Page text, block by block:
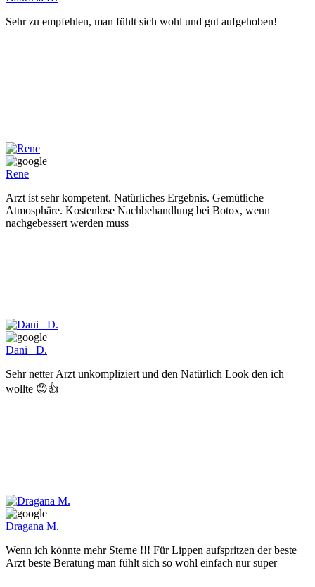
Sehr zu empfehlen, man fühlt sich wohl und gut aufgehoben!
Rene
Arzt ist sehr kompetent. Natürliches Ergebnis. Gemütliche
Atmosphäre. Kostenlose Nachbehandlung bei Botox, wenn
nachgebessert werden muss
Dani_ D.
Sehr netter Arzt unkompliziert und den Natürlich Look den ich
wollte 😊👍
Dragana M.
Wenn ich könnte mehr Sterne !!! Für Lippen aufspritzen der beste
Arzt beste Beratung man fühlt sich so wohl einfach nur super